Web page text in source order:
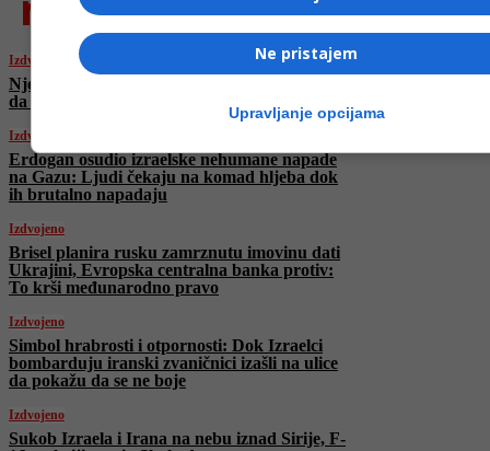
Izdvojeno
Njemačka povećava uvoz kazahstanske nafte
da bi smanjila ovisnost o Rusiji
Izdvojeno
Erdogan osudio izraelske nehumane napade
na Gazu: Ljudi čekaju na komad hljeba dok
ih brutalno napadaju
Izdvojeno
Brisel planira rusku zamrznutu imovinu dati
Ukrajini, Evropska centralna banka protiv:
To krši međunarodno pravo
Izdvojeno
Simbol hrabrosti i otpornosti: Dok Izraelci
bombarduju iranski zvaničnici izašli na ulice
da pokažu da se ne boje
Izdvojeno
Sukob Izraela i Irana na nebu iznad Sirije, F-
Ne pristajem
Upravljanje opcijama